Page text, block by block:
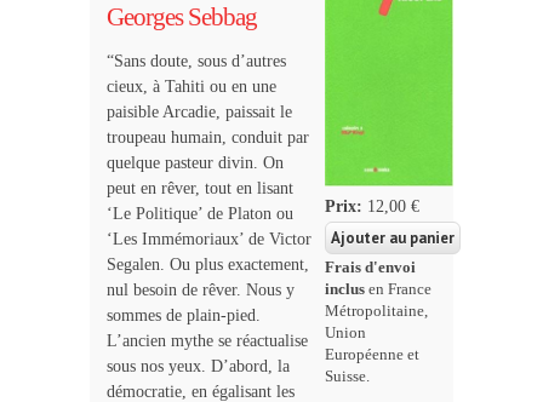
Georges Sebbag
“Sans doute, sous d’autres
cieux, à Tahiti ou en une
paisible Arcadie, paissait le
troupeau humain, conduit par
quelque pasteur divin. On
peut en rêver, tout en lisant
‘Le Politique’ de Platon ou
‘Les Immémoriaux’ de Victor
Segalen. Ou plus exactement,
nul besoin de rêver. Nous y
sommes de plain-pied.
L’ancien mythe se réactualise
sous nos yeux. D’abord, la
démocratie, en égalisant les
Prix: 12,00 €
Frais d'envoi
inclus en France
Métropolitaine,
Union
Européenne et
Suisse.